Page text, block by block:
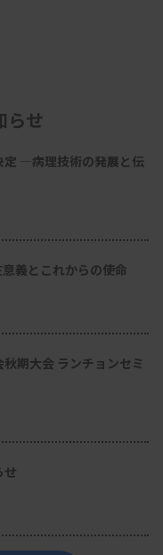
らせ
定 ―病理技術の発展と伝
義とこれからの使命
期大会 ランチョンセミ
せ